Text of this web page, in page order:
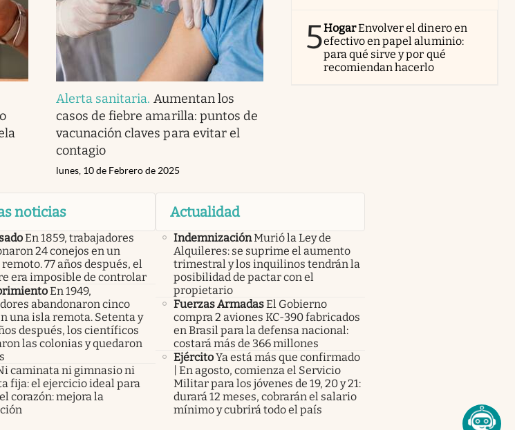
Alerta sanitaria. Aumentan los
casos de fiebre amarilla: puntos de
vacunación claves para evitar el
contagio
lunes, 10 de Febrero de 2025
5HogarEnvolver el dinero en
efectivo en papel aluminio:
para qué sirve y por qué
recomiendan hacerlo
noticias
En 1859, trabajadores
24 conejos en un
77 años después, el
era imposible de controlar
En 1949,
abandonaron cinco
una isla remota. Setenta y
después, los científicos
las colonias y quedaron
caminata ni gimnasio ni
fija: el ejercicio ideal para
corazón: mejora la
Actualidad
IndemnizaciónMurió la Ley de
Alquileres: se suprime el aumento
trimestral y los inquilinos tendrán la
posibilidad de pactar con el
propietario
Fuerzas ArmadasEl Gobierno
compra 2 aviones KC-390 fabricados
en Brasil para la defensa nacional:
costará más de 366 millones
EjércitoYa está más que confirmado
| En agosto, comienza el Servicio
Militar para los jóvenes de 19, 20 y 21:
durará 12 meses, cobrarán el salario
mínimo y cubrirá todo el país